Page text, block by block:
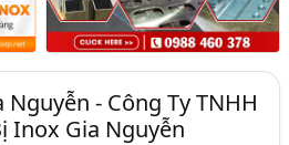
- Công Ty TNHH
Inox Gia Nguyễn